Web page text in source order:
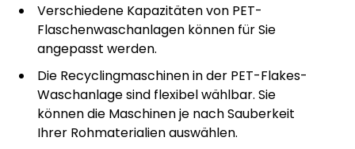
Verschiedene Kapazitäten von PET-
Flaschenwaschanlagen können für Sie
angepasst werden.
Die Recyclingmaschinen in der PET-Flakes-
Waschanlage sind flexibel wählbar. Sie
können die Maschinen je nach Sauberkeit
Ihrer Rohmaterialien auswählen.